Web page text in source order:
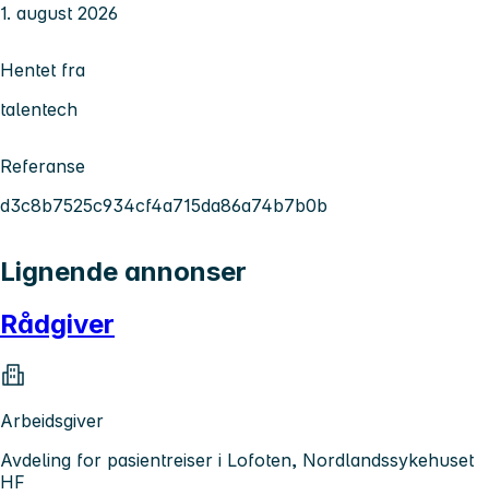
1. august 2026
Hentet fra
talentech
Referanse
d3c8b7525c934cf4a715da86a74b7b0b
Lignende annonser
Rådgiver
Arbeidsgiver
Avdeling for pasientreiser i Lofoten, Nordlandssykehuset
HF